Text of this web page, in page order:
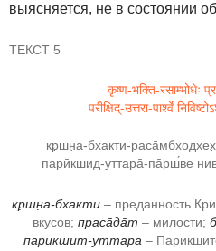
выясняется, не в состоянии
ТЕКСТ 5
कृष्ण-भक्ति-रसाम्भोधेः
परीक्षिद्-उत्तरा-पार्श्वे
кр̣шн̣а-бхакти-
парӣкшид-уттара̄-па̄рш́ве
кр̣шн̣а-бхакти – преданность
вкусов; праса̄да̄т – милости;
парӣкшит-уттара̄ –